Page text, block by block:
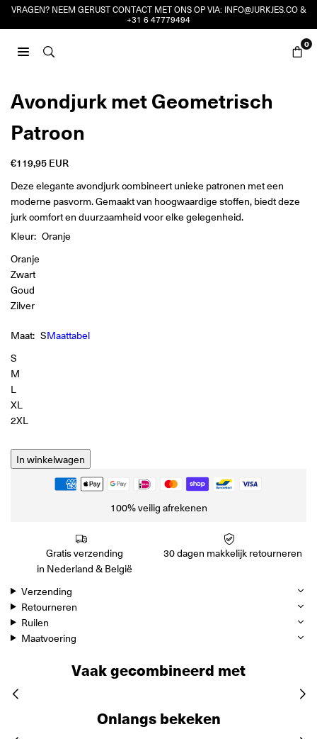
VRAGEN? NEEM GERUST CONTACT MET ONS OP VIA: INFO@JURKJES.CO&
+31 6 47779494
0
Avondjurk met Geometrisch
Patroon
Reguliere
prijs
€119,95 EUR
Deze elegante avondjurk combineert unieke patronen met een
moderne pasvorm. Gemaakt van hoogwaardige stoffen, biedt deze
jurk comfort en duurzaamheid voor elke gelegenheid.
Kleur: Oranje
Oranje
Zwart
Goud
Zilver
Maat: SMaattabel
S
M
L
XL
2XL
In winkelwagen
100% veilig afrekenen
Gratis verzending
in Nederland & België
30 dagen makkelijk retourneren
Verzending
Retourneren
Ruilen
Maatvoering
Vaak gecombineerd met
Onlangs bekeken